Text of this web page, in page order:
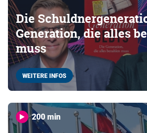
Die
Generation, die alles
muss
WEITERE INFOS
200 min